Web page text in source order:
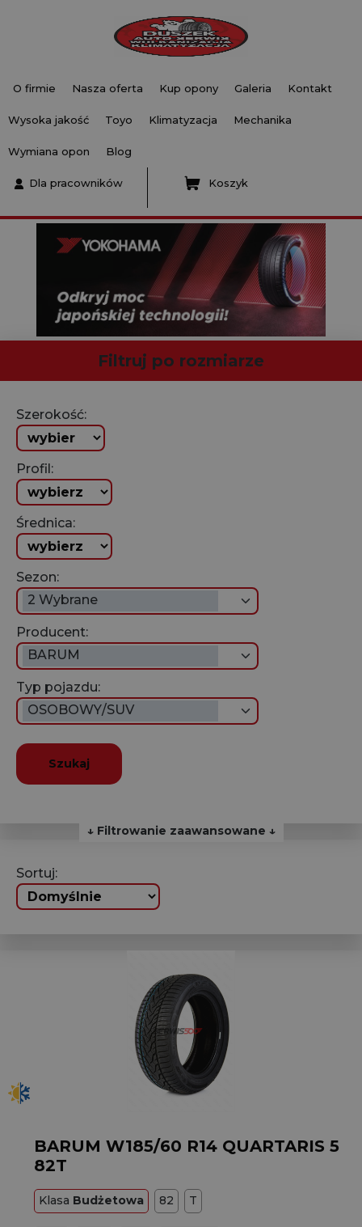
O firmie Nasza oferta Kup opony Galeria Kontakt
Wysoka jakość Toyo Klimatyzacja Mechanika
Wymiana opon Blog
Dla pracowników Koszyk
Filtruj po rozmiarze
Szerokość:
Profil:
Średnica:
Sezon:
2 Wybrane
Producent:
BARUM
Typ pojazdu:
OSOBOWY/SUV
Szukaj
↓ Filtrowanie zaawansowane ↓
Sortuj:
BARUM W185/60 R14 QUARTARIS 5
82T
Klasa Budżetowa 82 T